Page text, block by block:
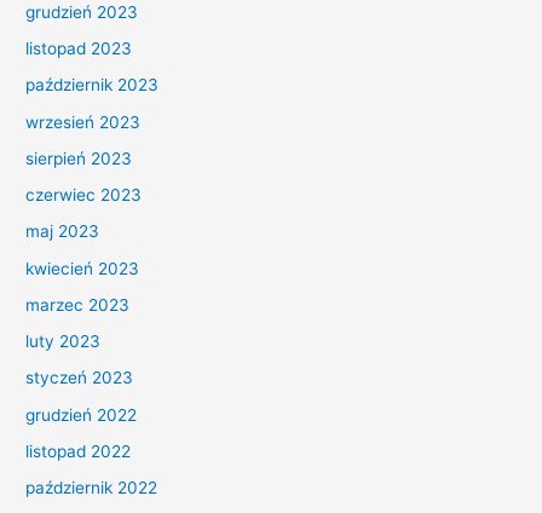
grudzień 2023
listopad 2023
październik 2023
wrzesień 2023
sierpień 2023
czerwiec 2023
maj 2023
kwiecień 2023
marzec 2023
luty 2023
styczeń 2023
grudzień 2022
listopad 2022
październik 2022